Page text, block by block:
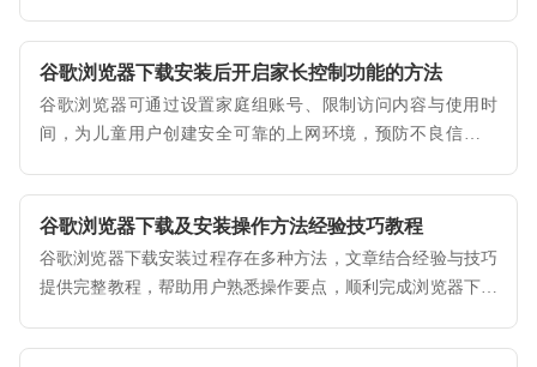
谷歌浏览器下载安装后开启家长控制功能的方法
谷歌浏览器可通过设置家庭组账号、限制访问内容与使用时
间，为儿童用户创建安全可靠的上网环境，预防不良信息干
谷歌浏览器下载及安装操作方法经验技巧教程
谷歌浏览器下载安装过程存在多种方法，文章结合经验与技巧
提供完整教程，帮助用户熟悉操作要点，顺利完成浏览器下载